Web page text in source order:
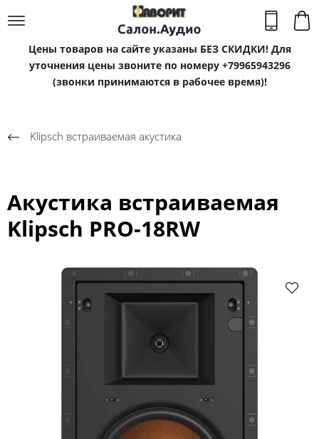
Цены товаров на сайте указаны БЕЗ СКИДКИ! Для
уточнения цены звоните по номеру +79965943296
(звонки принимаются в рабочее время)!
Klipsсh встраиваемая акустика
Акустика встраиваемая
Klipsch PRO-18RW